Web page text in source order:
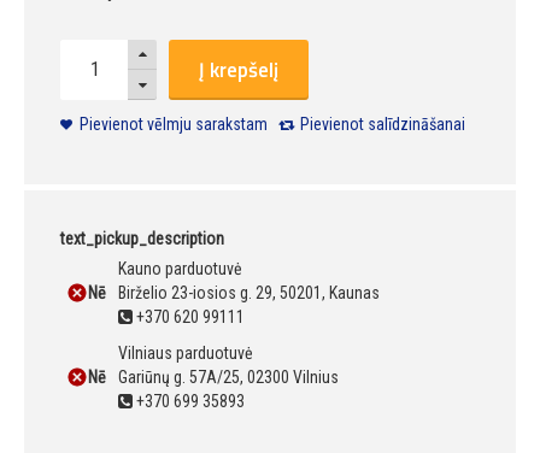
Į krepšelį
Pievienot vēlmju sarakstam Pievienot salīdzināšanai
text_pickup_description
Nē
Kauno parduotuvė
Birželio 23-iosios g. 29, 50201, Kaunas
+370 620 99111
Nē
Vilniaus parduotuvė
Gariūnų g. 57A/25, 02300 Vilnius
+370 699 35893